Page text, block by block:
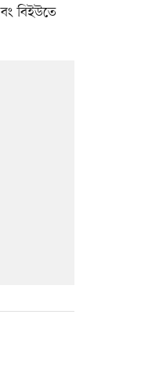
বিইউতে